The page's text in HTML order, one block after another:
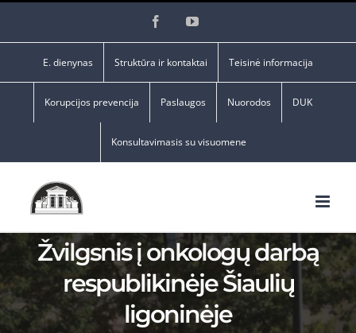
FacebookYouTube
E. dienynas Struktūra ir kontaktai Teisinė informacija
Korupcijos prevencija Paslaugos Nuorodos DUK
Konsultavimasis su visuomene
Žvilgsnis į onkologų darbą
respublikinėje Šiaulių
ligoninėje